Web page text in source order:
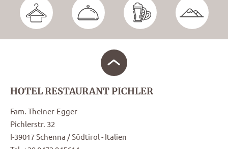
HOTEL RESTAURANT PICHLER
Fam. Theiner-Egger
Pichlerstr. 32
I-39017 Schenna / Südtirol - Italien